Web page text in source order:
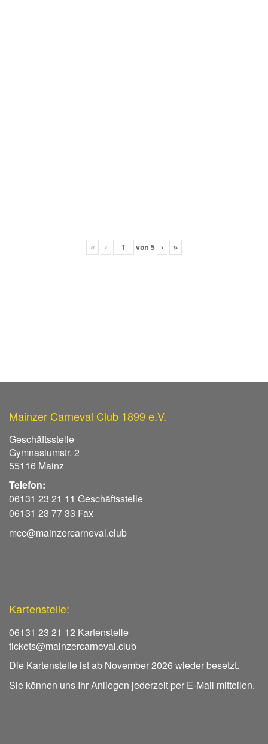
« ‹ von 5 › »
Mainzer Carneval Club 1899 e.V.
Geschäftsstelle
Gymnasiumstr. 2
55116 Mainz
Telefon:
06131 23 21 11 Geschäftsstelle
06131 23 77 33 Fax
mcc@mainzercarneval.club
Kartenstelle:
06131 23 21 12 Kartenstelle
tickets@mainzercarneval.club
Die Kartenstelle ist ab November 2026 wieder besetzt.
Sie können uns Ihr Anliegen jederzeit per E-Mail mitteilen.